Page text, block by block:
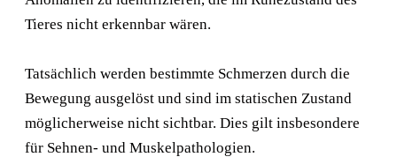
Tieres nicht erkennbar wären.
Tatsächlich werden bestimmte Schmerzen durch die
Bewegung ausgelöst und sind im statischen Zustand
möglicherweise nicht sichtbar. Dies gilt insbesondere
für Sehnen- und Muskelpathologien.